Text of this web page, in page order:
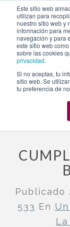
Este sitio web
utilizan para
nuestro sitio web y
información para
navegación y para
este sitio web
sobre las cookies
privacidad.
Si no aceptas, tu
sitio web. Se
tu preferencia de
https://
mitica-betty-
Publicado
533 En